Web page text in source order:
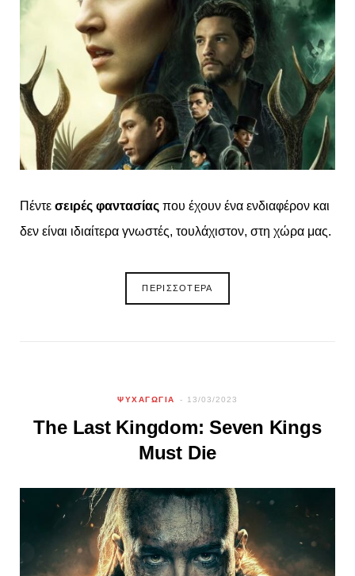
o
e
)
g
a
m t
Πέντε σειρές φαντασίας που έχουν ένα ενδιαφέρον και
δεν είναι ιδιαίτερα γνωστές, τουλάχιστον, στη χώρα μας.
ΠΕΡΙΣΣΟΤΕΡΑ
ΨΥΧΑΓΩΓΙΑ 13/03/2023
The Last Kingdom: Seven Kings
Must Die